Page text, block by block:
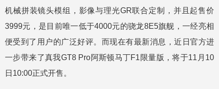
机械拼装镜头模组，影像与理光GR联合定制，并且起售价
3999元，是目前唯一低于4000元的骁龙8E5旗舰，一经亮相
便受到了用户的广泛好评。而现在有最新消息，近日官方进
一步带来了真我GT8 Pro阿斯顿马丁F1限量版，将于11月10
日10:00正式开售。